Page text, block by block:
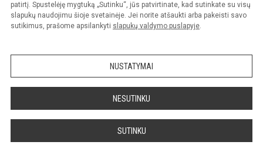
patirtį. Spustelėję mygtuką „Sutinku“, jūs patvirtinate, kad sutinkate su visų
slapukų naudojimu šioje svetainėje. Jei norite atšaukti arba pakeisti savo
sutikimus, prašome apsilankyti slapukų valdymo puslapyje.
NUSTATYMAI
NESUTINKU
SUTINKU
Prieinamumo paraiška Slapukų valdymas
Sumanus būdas atnaujinti